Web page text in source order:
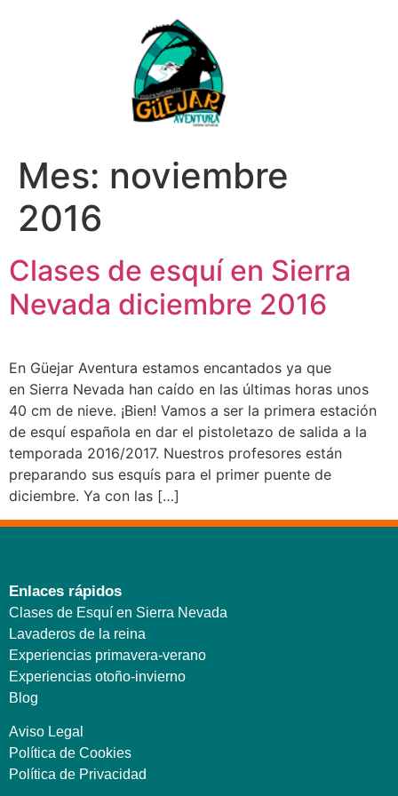
Mes: noviembre
2016
Clases de esquí en Sierra
Nevada diciembre 2016
En Güejar Aventura estamos encantados ya que
en Sierra Nevada han caído en las últimas horas unos
40 cm de nieve. ¡Bien! Vamos a ser la primera estación
de esquí española en dar el pistoletazo de salida a la
temporada 2016/2017. Nuestros profesores están
preparando sus esquís para el primer puente de
diciembre. Ya con las […]
Enlaces rápidos
Clases de Esquí en Sierra Nevada
Lavaderos de la reina
Experiencias primavera-verano
Experiencias otoño-invierno
Blog
Aviso Legal
Política de Cookies
Política de Privacidad